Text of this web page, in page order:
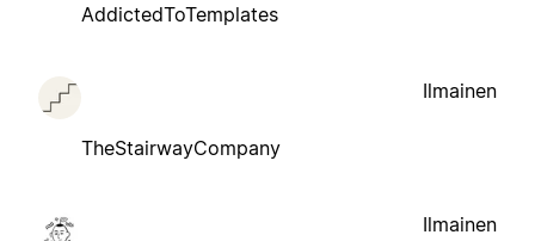
AddictedToTemplates
TheStairwayCompany
Ilmainen
Ilmainen